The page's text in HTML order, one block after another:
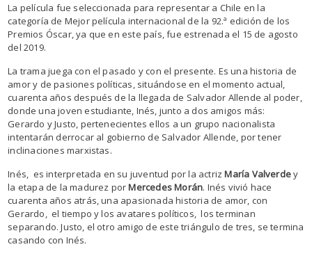
La película fue seleccionada para representar a Chile en la
categoría de Mejor película internacional de la 92.ª edición de los
Premios Óscar, ya que en este país, fue estrenada el 15 de agosto
del 2019.
La trama juega con el pasado y con el presente. Es una historia de
amor y de pasiones políticas, situándose en el momento actual,
cuarenta años después de la llegada de Salvador Allende al poder,
donde una joven estudiante, Inés, junto a dos amigos más:
Gerardo y Justo, pertenecientes ellos a un grupo nacionalista
intentarán derrocar al gobierno de Salvador Allende, por tener
inclinaciones marxistas.
Inés, es interpretada en su juventud por la actrizMaría Valverdey
la etapa de la madurez porMercedes Morán. Inés vivió hace
cuarenta años atrás, una apasionada historia de amor, con
Gerardo, el tiempo y los avatares políticos, los terminan
separando. Justo, el otro amigo de este triángulo de tres, se termina
casando con Inés.